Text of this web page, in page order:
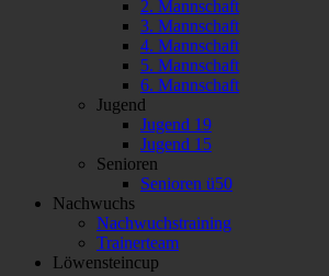
2. Mannschaft
3. Mannschaft
4. Mannschaft
5. Mannschaft
6. Mannschaft
Jugend
Jugend 19
Jugend 15
Senioren
Senioren ü50
Nachwuchs
Nachwuchstraining
Trainerteam
Löwensteincup